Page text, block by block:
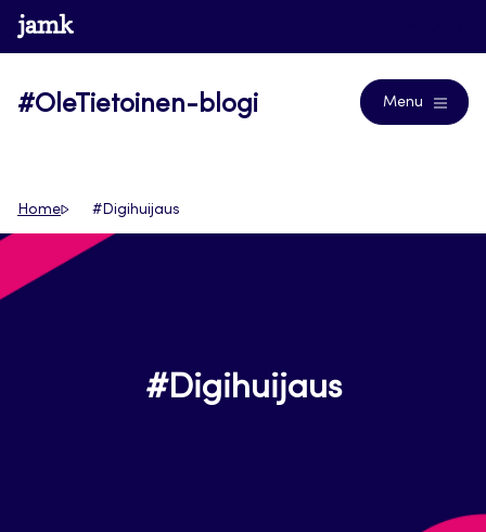
Siirry
suoraan
www.jamk.fi
#OleTietoinen-blogi Menu
Home #Digihuijaus
#Digihuijaus